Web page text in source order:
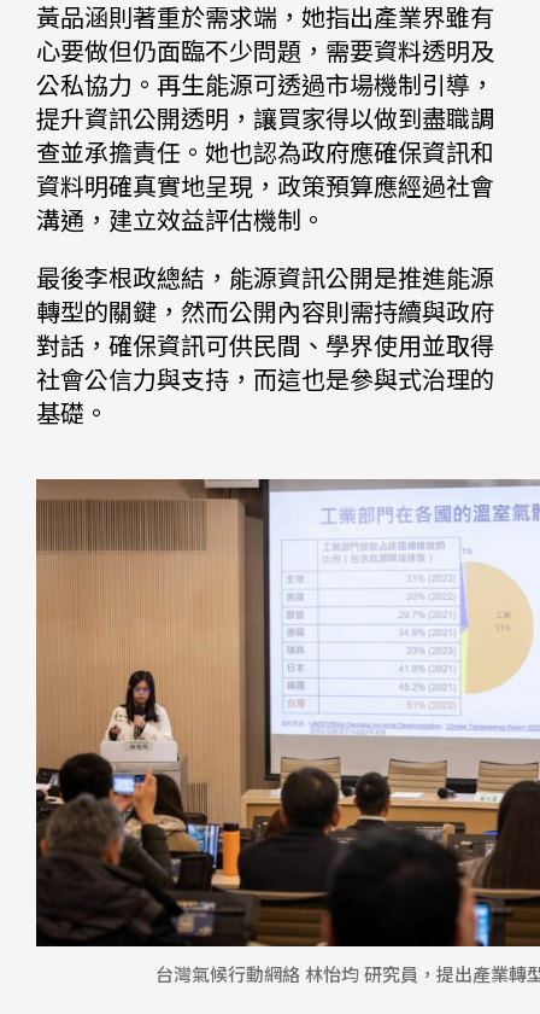
黃品涵則著重於需求端，她指出產業界雖有
心要做但仍面臨不少問題，需要資料透明及
公私協力。再生能源可透過市場機制引導，
提升資訊公開透明，讓買家得以做到盡職調
查並承擔責任。她也認為政府應確保資訊和
資料明確真實地呈現，政策預算應經過社會
溝通，建立效益評估機制。
最後李根政總結，能源資訊公開是推進能源
轉型的關鍵，然而公開內容則需持續與政府
對話，確保資訊可供民間、學界使用並取得
社會公信力與支持，而這也是參與式治理的
基礎。
台灣氣候行動網絡 林怡均 研究員，提出產業轉